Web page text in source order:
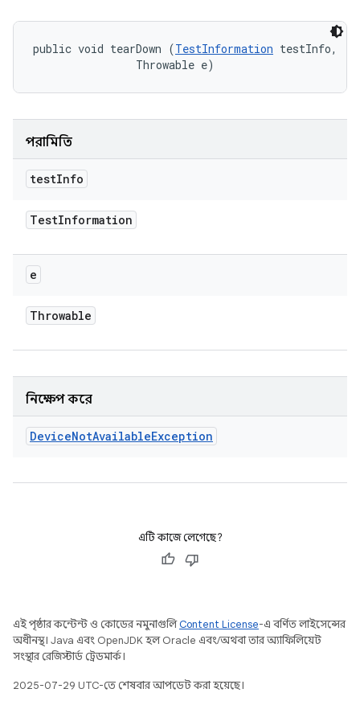
public void tearDown (TestInformation testInfo,
                Throwable e)
পরামিতি
testInfo
TestInformation
e
Throwable
নিক্ষেপ করে
DeviceNotAvailableException
এটি কাজে লেগেছে?
এই পৃষ্ঠার কন্টেন্ট ও কোডের নমুনাগুলিContent License-এ বর্ণিত লাইসেন্সের
অধীনস্থ। Java এবং OpenJDK হল Oracle এবং/অথবা তার অ্যাফিলিয়েট
সংস্থার রেজিস্টার্ড ট্রেডমার্ক।
2025-07-29 UTC-তে শেষবার আপডেট করা হয়েছে।